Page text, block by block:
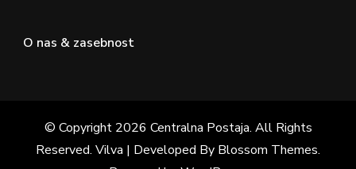
O nas & zasebnost
© Copyright 2026 Centralna Postaja. All Rights
Reserved. Vilva | Developed By Blossom Themes.